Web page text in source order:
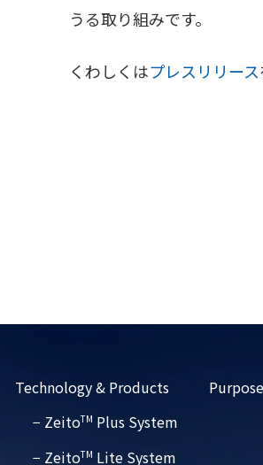
うる取り組みです。
くわしくはプレスリリース
Technology & Products
− ZeitoTM Plus System
− ZeitoTM Lite System